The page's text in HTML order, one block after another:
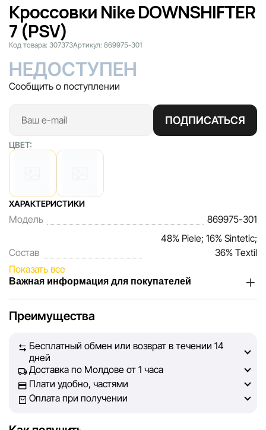
Кроссовки Nike DOWNSHIFTER
7 (PSV)
Код товара: 307373Артикул: 869975-301
НЕДОСТУПЕН
Сообщить о поступлении
ПОДПИСАТЬСЯ
ЦВЕТ:
ХАРАКТЕРИСТИКИ
Модель 869975-301
Состав
48% Piele; 16% Sintetic;
36% Textil
Показать все
Важная информация для покупателей
наших покупателей. Каждый день мы работаем над тем,
на сайте, была максимально полной, объективной и
актуальной. Наша цель — обеспечить вас достоверной
информацией, чтобы вы смогли принять лучшее
решение о покупке.
Преимущества
Бесплатный обмен или возврат в течении 14
дней
Доставка по Молдове от 1 часа
Плати удобно, частями
Оплата при получении